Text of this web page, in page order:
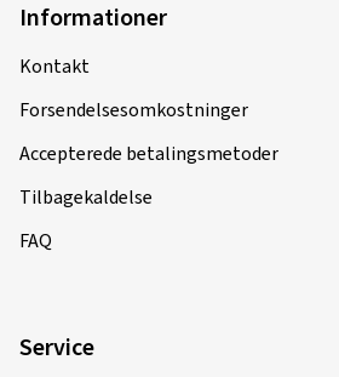
Informationer
Kontakt
Forsendelsesomkostninger
Accepterede betalingsmetoder
Tilbagekaldelse
FAQ
Service